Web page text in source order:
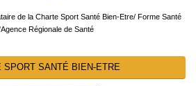
de la Charte Sport Santé Bien-Etre/ Forme Santé
Régionale de Santé
SPORT SANTÉ BIEN-ETRE